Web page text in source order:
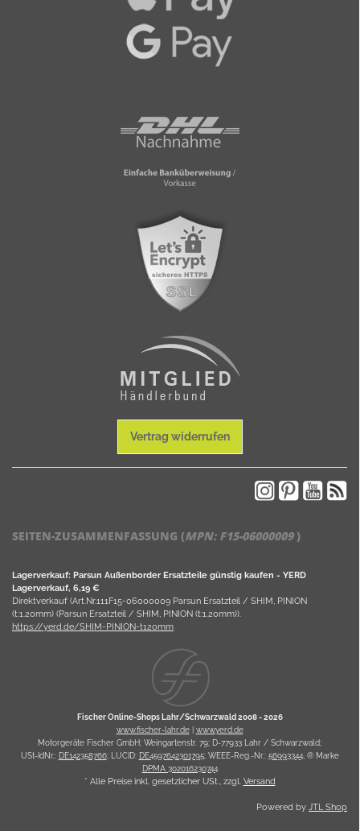
Vertrag widerrufen
SEITEN-ZUSAMMENFASSUNG (MPN: F15-06000009)
Lagerverkauf: Parsun Außenborder Ersatzteile günstig kaufen - YERD
Lagerverkauf, 6,19 €
Direktverkauf (Art.Nr.111F15-06000009 Parsun Ersatzteil / SHIM, PINION
(t:1.20mm) (Parsun Ersatzteil / SHIM, PINION (t:1.20mm)).
https://yerd.de/SHIM-PINION-t120mm
Fischer Online-Shops Lahr/Schwarzwald 2008 -2026
www.fischer-lahr.de| www.yerd.de
Motorgeräte Fischer GmbH; Weingartenstr. 79; D-77933 Lahr / Schwarzwald;
USt-IdNr.: DE142358766; LUCID: DE4597642301795; WEEE-Reg.-Nr.: 56993344, ® Marke
DPMA 302016230744
* Alle Preise inkl. gesetzlicher USt., zzgl. Versand
Powered byJTL Shop